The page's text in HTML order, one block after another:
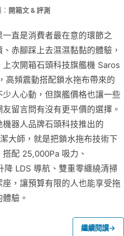
開箱文 & 評測
直是消費者最在意的環節之
赤腳踩上去濕濕黏黏的體驗，
次開箱石頭科技旗艦機 Saros
高頻震動搭配鎖水拖布帶來的
少人心動，但旗艦價格也讓一些
留言問有沒有更平價的選擇。
器人品牌石頭科技推出的
大師，就是把鎖水拖布技術下
配 25,000Pa 吸力、
LDS 導航、雙重零纏繞清掃
，讓預算有限的人也能享受拖
驗。
繼續閱讀→